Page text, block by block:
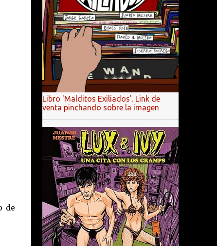
de
Libro 'Malditos Exiliados'. Link de
venta pinchando sobre la imagen